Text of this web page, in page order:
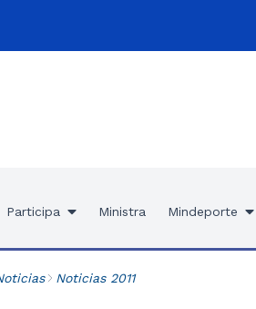
Participa Ministra Mindeporte
Noticias 2011